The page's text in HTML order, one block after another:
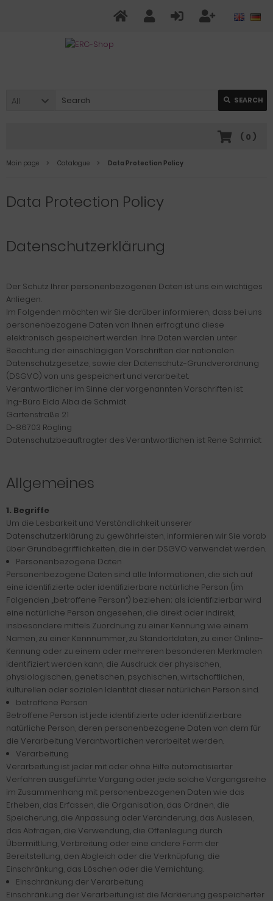
All SEARCH
( 0 )
Main page Catalogue Data Protection Policy
Data Protection Policy
Datenschutzerklärung
Der Schutz Ihrer personenbezogenen Daten ist uns ein wichtiges
Anliegen.
Im Folgenden möchten wir Sie darüber informieren, dass bei uns
personenbezogene Daten von Ihnen erfragt und diese
elektronisch gespeichert werden. Ihre Daten werden unter
Beachtung der einschlägigen Vorschriften der nationalen
Datenschutzgesetze, sowie der Datenschutz-Grundverordnung
(DSGVO) von uns gespeichert und verarbeitet.
Verantwortlicher im Sinne der vorgenannten Vorschriften ist:
Ing.-Büro Eida Alba de Schmidt
Gartenstraße 21
D-86703 Rögling
Datenschutzbeauftragter des Verantwortlichen ist: Rene Schmidt
Allgemeines
1. Begriffe
Um die Lesbarkeit und Verständlichkeit unserer
Datenschutzerklärung zu gewährleisten, informieren wir Sie vorab
über Grundbegrifflichkeiten, die in der DSGVO verwendet werden.
Personenbezogene Daten
Personenbezogene Daten sind alle Informationen, die sich auf
eine identifizierte oder identifizierbare natürliche Person (im
Folgenden „betroffene Person“) beziehen; als identifizierbar wird
eine natürliche Person angesehen, die direkt oder indirekt,
insbesondere mittels Zuordnung zu einer Kennung wie einem
Namen, zu einer Kennnummer, zu Standortdaten, zu einer Online-
Kennung oder zu einem oder mehreren besonderen Merkmalen
identifiziert werden kann, die Ausdruck der physischen,
physiologischen, genetischen, psychischen, wirtschaftlichen,
kulturellen oder sozialen Identität dieser natürlichen Person sind.
betroffene Person
Betroffene Person ist jede identifizierte oder identifizierbare
natürliche Person, deren personenbezogene Daten von dem für
die Verarbeitung Verantwortlichen verarbeitet werden.
Verarbeitung
Verarbeitung ist jeder mit oder ohne Hilfe automatisierter
Verfahren ausgeführte Vorgang oder jede solche Vorgangsreihe
im Zusammenhang mit personenbezogenen Daten wie das
Erheben, das Erfassen, die Organisation, das Ordnen, die
Speicherung, die Anpassung oder Veränderung, das Auslesen,
das Abfragen, die Verwendung, die Offenlegung durch
Übermittlung, Verbreitung oder eine andere Form der
Bereitstellung, den Abgleich oder die Verknüpfung, die
Einschränkung, das Löschen oder die Vernichtung.
Einschränkung der Verarbeitung
Einschränkung der Verarbeitung ist die Markierung gespeicherter